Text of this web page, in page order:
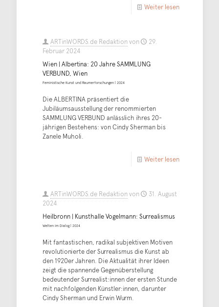
Weiter lesen
ARTinWORDS.de Redaktionvon
29.
Februar 2024
Wien | Albertina: 20 Jahre SAMMLUNG
VERBUND, Wien
Feministische Kunst und Raumerforschungen | 2024
Die ALBERTINA präsentiert die
Jubiläumsausstellung der renommierten
SAMMLUNG VERBUND anlässlich ihres 20-
jährigen Bestehens: von Cindy Sherman bis
Zanele Muholi.
Weiter lesen
ARTinWORDS.de Redaktionvon
31. August
2024
Heilbronn | Kunsthalle Vogelmann: Surrealismus
Welten im Dialog | 2024
Mit fantastischen, radikal subjektiven Motiven
revolutionierte der Surrealismus die Kunst ab
den 1920er Jahren. Die Aktualität ihrer Ideen
zeigt die spannende Gegenüberstellung
bedeutender Surrealist:innen der ersten Stunde
mit nachfolgenden Künstler:innen, darunter
Cindy Sherman und Erwin Wurm.